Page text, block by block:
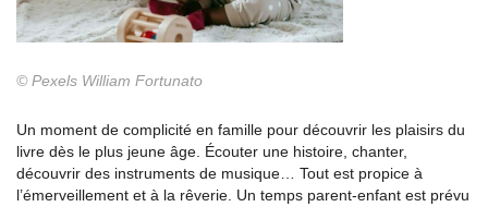
© Pexels William Fortunato
Un moment de complicité en famille pour découvrir les plaisirs du
livre dès le plus jeune âge. Écouter une histoire, chanter,
découvrir des instruments de musique… Tout est propice à
l’émerveillement et à la rêverie. Un temps parent-enfant est prévu